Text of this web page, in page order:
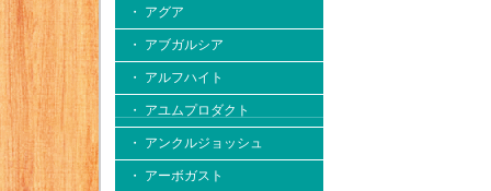
・ アグア
・ アブガルシア
・ アルフハイト
・ アユムプロダクト
・ アンクルジョッシュ
・ アーボガスト